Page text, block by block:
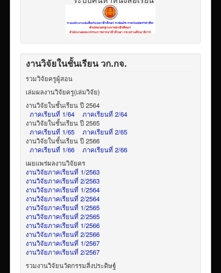
งานวิจัยในชั้นเรียน วก.กจ.
รวมวิจัยครูผู้สอน
เล่มผลงานวิจัยครู(เล่มวิจัย)
งานวิจัยในชั้นเรียน ปี 2564
ภาคเรียนที่ 1/64
ภาคเรียนที่ 2/64
งานวิจัยในชั้นเรียน ปี 2565
ภาคเรียนที่ 1/65
ภาคเรียนที่ 2/65
งานวิจัยในชั้นเรียน ปี 2566
ภาคเรียนที่ 1/66
ภาคเรียนที่ 2/66
เผยแพร่ผลงานวิจัยคร
งานวิจัยภาคเรียนที่ 1/2563
งานวิจัยภาคเรียนที่ 2/2563
งานวิจัยภาคเรียนที่ 1/2564
งานวิจัยภาคเรียนที่ 2/2564
งานวิจัยภาคเรียนที่ 1/2565
งานวิจัยภาคเรียนที่ 2/2565
งานวิจัยภาคเรียนที่ 1/2566
งานวิจัยภาคเรียนที่ 2/2566
งานวิจัยภาคเรียนที่ 1/2567
งานวิจัยภาคเรียนที่ 2/2567
รวมงานวิจัยนวัตกรรมสิ่งประดิษฐ์